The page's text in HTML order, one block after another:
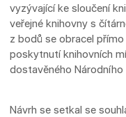
vyzývající ke sloučení
veřejné knihovny s
z bodů se obracel
poskytnutí knihovních
dostavěného Národního
Návrh se setkal se